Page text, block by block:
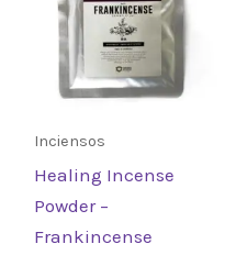
publicar una
Inciensos
Healing Incense
Powder –
Frankincense